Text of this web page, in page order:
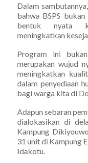
Dalam
bahwa BSPS
bentuk nyata
meningkatkan
Program ini
merupakan wujud
meningkatkan
dalam penyediaan
bagi warga kita di
Adapun sebaran
dialokasikan di
Kampung
31 unit di Kampung
Idakotu.